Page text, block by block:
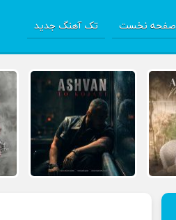
صفحه نخست تک آهنگ جدید